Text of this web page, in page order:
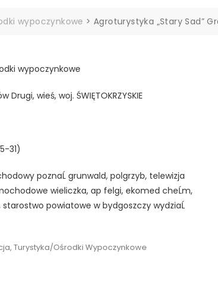
wypoczynkowe >Agroturystyka „Stary Sad”
wypoczynkowe
wieś, woj. ŚWIĘTOKRZYSKIE
31)
poznaĹ grunwald, polgrzyb, telewizja
wieliczka, ap felgi, ekomed cheĹm,
powiatowe w bydgoszczy wydziaĹ
Turystyka/Ośrodki Wypoczynkowe